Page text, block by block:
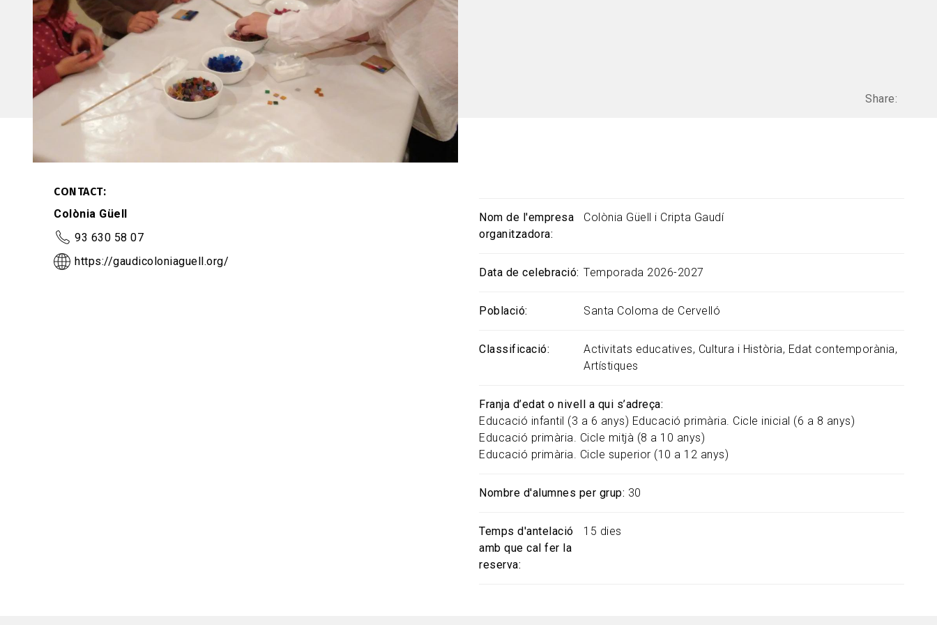
Share:
CONTACT
Colònia Güell
93 630 58 07
https://gaudicoloniaguell.org/
Nom de l'empresa
organitzadora
Colònia Güell i Cripta Gaudí
Data de celebració Temporada 2026-2027
Població Santa Coloma de Cervelló
Classificació Activitats educatives Cultura i Història Edat contemporània
Artístiques
Franja d’edat o nivell a qui s’adreça
Educació infantil (3 a 6 anys) Educació primària. Cicle inicial (6 a 8 anys)
Educació primària. Cicle mitjà (8 a 10 anys)
Educació primària. Cicle superior (10 a 12 anys)
Nombre d'alumnes per grup 30
Temps d'antelació
amb que cal fer la
reserva
15 dies